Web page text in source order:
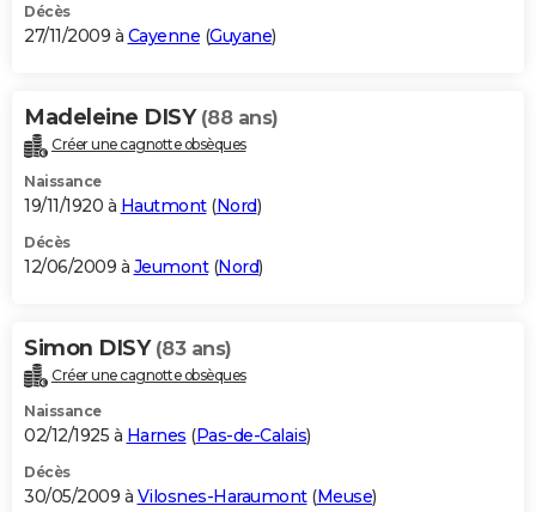
Décès
27/11/2009 à Cayenne (Guyane)
Madeleine DISY (88 ans)
Créer une cagnotte obsèques
Naissance
19/11/1920 à Hautmont(Nord)
Décès
12/06/2009 à Jeumont(Nord)
Simon DISY (83 ans)
Créer une cagnotte obsèques
Naissance
02/12/1925 à Harnes (Pas-de-Calais)
Décès
30/05/2009 à Vilosnes-Haraumont(Meuse)